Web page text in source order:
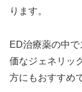
ります。
ED治療薬の中
価なジェネリッ
方にもおすすめ